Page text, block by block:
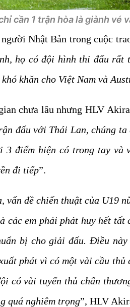
cần 1 trận hòa là giành vé
Nhật Bản trong cuộc
họ có đội hình thi đấu rất
khăn cho Việt Nam và
chưa lâu nhưng HLV
đấu với Thái Lan, chúng ta
3 điểm hiện có trong tay và
đi tiếp”.
đề chiến thuật của U19
các em phải phát huy hết tất
bị cho giải đấu. Điều
phát vì có một vài cầu thủ
có vài tuyển thủ chấn
quá nghiêm trọng”, HLV